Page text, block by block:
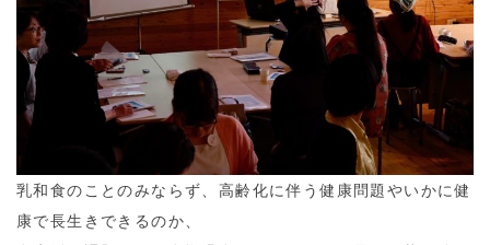
乳和食のことのみならず、高齢化に伴う健康問題やいかに健
康で長生きできるのか、